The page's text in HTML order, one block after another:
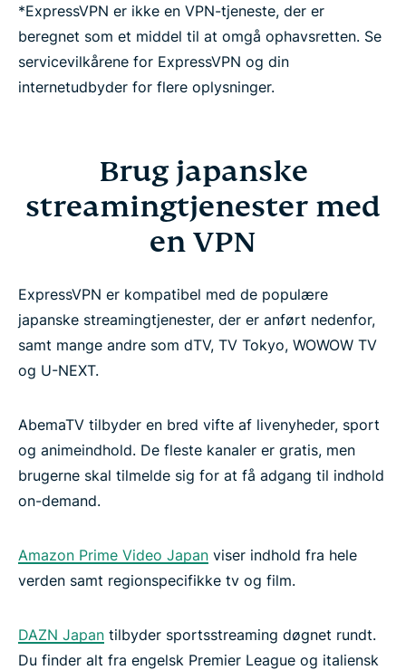
*ExpressVPN er ikke en VPN-tjeneste, der er
beregnet som et middel til at omgå ophavsretten. Se
servicevilkårene for ExpressVPN og din
internetudbyder for flere oplysninger.
Brug japanske
streamingtjenester med
en VPN
ExpressVPN er kompatibel med de populære
japanske streamingtjenester, der er anført nedenfor,
samt mange andre som dTV, TV Tokyo, WOWOW TV
og U-NEXT.
AbemaTV tilbyder en bred vifte af livenyheder, sport
og animeindhold. De fleste kanaler er gratis, men
brugerne skal tilmelde sig for at få adgang til indhold
on-demand.
Amazon Prime Video Japan viser indhold fra hele
verden samt regionspecifikke tv og film.
DAZN Japan tilbyder sportsstreaming døgnet rundt.
Du finder alt fra engelsk Premier League og italiensk